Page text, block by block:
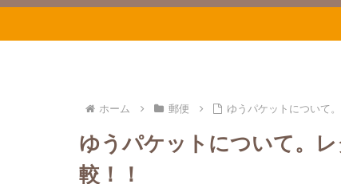
ホーム 郵便 ゆうパケットについて
ゆうパケットについて。
較！！